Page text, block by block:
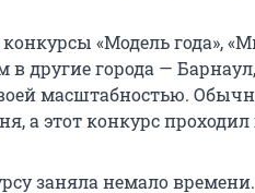
«Модель года»,
в другие города —
масштабностью.
а этот конкурс
заняла немало времени.